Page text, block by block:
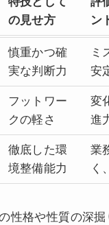
の見せ方
ン
慎重かつ確
実な判断力
ミ
安
フットワー
クの軽さ
変
進
徹底した環
境整備能力
業
く
性格や性質の深